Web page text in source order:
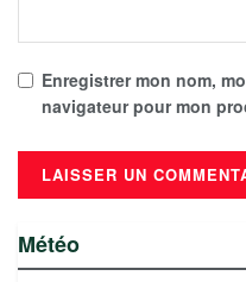
Enregistrer mon nom,
navigateur pour mon
Météo